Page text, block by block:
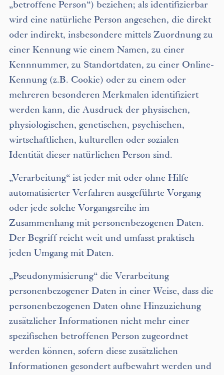
„betroffene Person“) beziehen; als identifizierbar
wird eine natürliche Person angesehen, die direkt
oder indirekt, insbesondere mittels Zuordnung zu
einer Kennung wie einem Namen, zu einer
Kennnummer, zu Standortdaten, zu einer Online-
Kennung (z.B. Cookie) oder zu einem oder
mehreren besonderen Merkmalen identifiziert
werden kann, die Ausdruck der physischen,
physiologischen, genetischen, psychischen,
wirtschaftlichen, kulturellen oder sozialen
Identität dieser natürlichen Person sind.
„Verarbeitung“ ist jeder mit oder ohne Hilfe
automatisierter Verfahren ausgeführte Vorgang
oder jede solche Vorgangsreihe im
Zusammenhang mit personenbezogenen Daten.
Der Begriff reicht weit und umfasst praktisch
jeden Umgang mit Daten.
„Pseudonymisierung“ die Verarbeitung
personenbezogener Daten in einer Weise, dass die
personenbezogenen Daten ohne Hinzuziehung
zusätzlicher Informationen nicht mehr einer
spezifischen betroffenen Person zugeordnet
werden können, sofern diese zusätzlichen
Informationen gesondert aufbewahrt werden und